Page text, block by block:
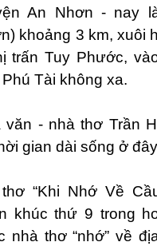
An Nhơn - nay
khoảng 3 km, xuôi
trấn Tuy Phước,
Tài không xa.
văn - nhà thơ Trần
gian dài sống ở
“Khi Nhớ Về
khúc thứ 9 trong
nhà thơ “nhớ” về